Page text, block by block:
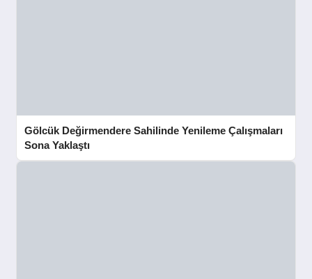
Gölcük Değirmendere Sahilinde Yenileme Çalışmaları
Sona Yaklaştı